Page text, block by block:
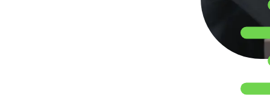
Steuertrends
Technologie-
treiben
in ganz